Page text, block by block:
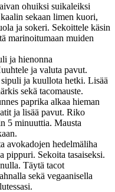
ohuiksi suikaleiksi
sekaan limen kuori,
ja sokeri. Sekoittele käsin
marinoitumaan muiden
ja hienonna
ja valuta pavut.
ja kuullota hetki. Lisää
sekä tacomauste.
paprika alkaa hieman
ja lisää pavut. Riko
5 minuuttia. Mausta
avokadojen hedelmäliha
pippuri. Sekoita tasaiseksi.
Täytä tacot
sekä vegaanisella